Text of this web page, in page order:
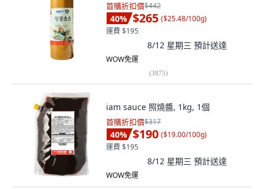
首購折扣價$442
40% $265 ($25.48/100g)
運費 $195
8/12 星期三 預計送達
WOW免運
(3875)
iam sauce 照燒醬, 1kg, 1個
首購折扣價$317
40% $190 ($19.00/100g)
運費 $195
8/12 星期三 預計送達
WOW免運